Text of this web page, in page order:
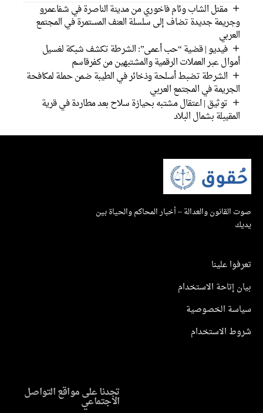
مقتل الشاب وئام فاخوري من مدينة الناصرة في شفاعمرو
وجريمة جديدة تضاف إلى سلسلة العنف المستمرة في المجتمع
فيديو | قضية “حب أعمى”: الشرطة تكشف شبكة لغسيل
أموال عبر العملات الرقمية والمشتبهين من كفرقاسم
الشرطة تضبط أسلحة وذخائر في الطيبة ضمن حملة لمكافحة
الجريمة في المجتمع العربي
توثيق | اعتقال مشتبه بحيازة سلاح بعد مطاردة في قرية
المقيبلة بشمال البلاد
والعدالة – أخبار المحاكم والحياة بين
علينا
إتاحة الاستخدام
الخصوصية
الاستخدام
تجدنا على مواقع التواصل
الاجتماعي